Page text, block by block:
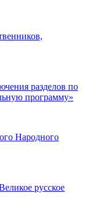
разделов по
программу»
Народного
русское